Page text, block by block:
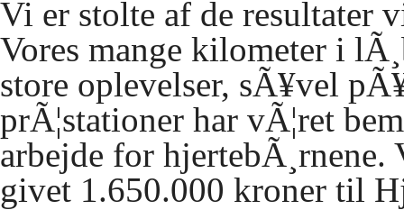
Vi er stolte af de resultater
Vores mange kilometer i
store oplevelser, sÃ¥vel
prÃ¦stationer har vÃ¦ret
arbejde for hjertebÃ¸rnene.
givet 1.650.000 kroner til